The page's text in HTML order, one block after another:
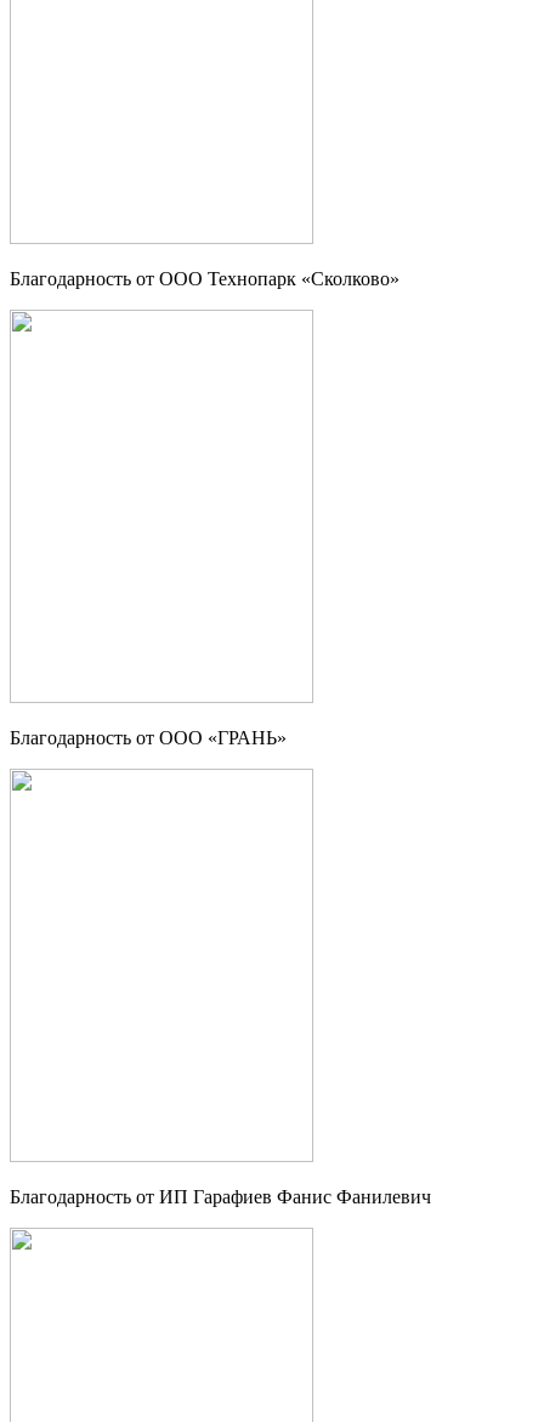
Благодарность от OOO Технопарк «Сколково»
Благодарность от OOO «ГРАНЬ»
Благодарность от ИП Гарафиев Фанис Фанилевич